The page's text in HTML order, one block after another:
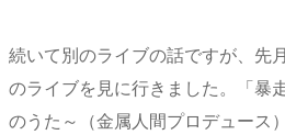
続いて別のライブの話ですが、先
のライブを見に行きました。「
のうた～（金属人間プロデュース